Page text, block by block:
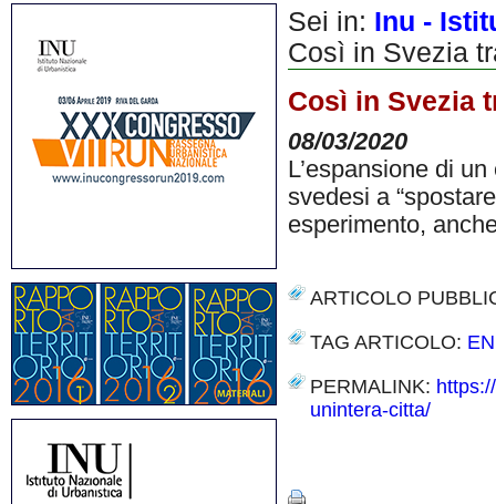
Sei in: Inu -
Così in Svezia
Così in Svezia
08/03/2020
L’espansione di
svedesi a
esperimento,
ARTICOLO
TAG ARTICOLO:
PERMALINK:
unintera-citta/